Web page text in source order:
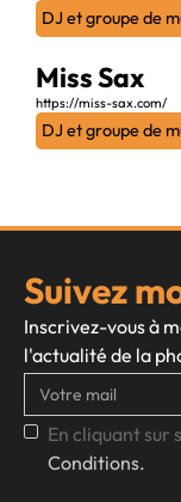
DJ et groupe de
Miss Sax
https://miss-sax.com/
DJ et groupe de
Suivez
Inscrivez-vous à
l'actualité de la
En cliquant sur
Conditions.